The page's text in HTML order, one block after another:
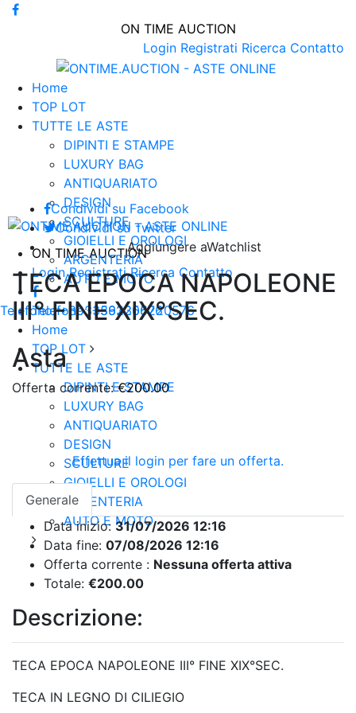
ON TIME AUCTION
Login Registrati Ricerca Contatto
Home
TOP LOT
TUTTE LE ASTE
DIPINTI E STAMPE
LUXURY BAG
ANTIQUARIATO
DESIGN
SCULTURE
GIOIELLI E OROLOGI
ARGENTERIA
AUTO E MOTO
Telefono:+393356220576
ON TIME AUCTION
Login Registrati Ricerca Contatto
Telefono:+393356220576
Home
TOP LOT
TUTTE LE ASTE
DIPINTI E STAMPE
LUXURY BAG
ANTIQUARIATO
DESIGN
SCULTURE
GIOIELLI E OROLOGI
ARGENTERIA
AUTO E MOTO
Condividi su Facebook
Condividi su Twitter
Aggiungere aWatchlist
TECA EPOCA NAPOLEONE
III° FINE XIX°SEC.
Asta
Offerta corrente:€200.00
Effettua il login per fare un offerta.
Generale
Data inizio: 31/07/2026 12:16
Data fine: 07/08/2026 12:16
Offerta corrente : Nessuna offerta attiva
Totale: €200.00
Descrizione:
TECA EPOCA NAPOLEONE III° FINE XIX°SEC.
TECA IN LEGNO DI CILIEGIO